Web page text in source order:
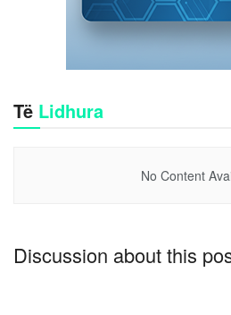
Të Lidhura
No Content
Discussion about this